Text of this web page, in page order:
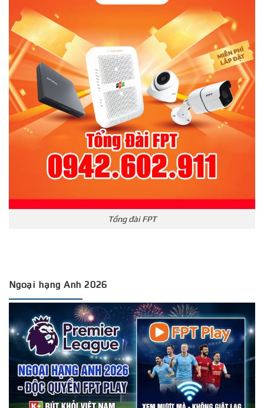
Tổng đài FPT
Ngoại hạng Anh 2026